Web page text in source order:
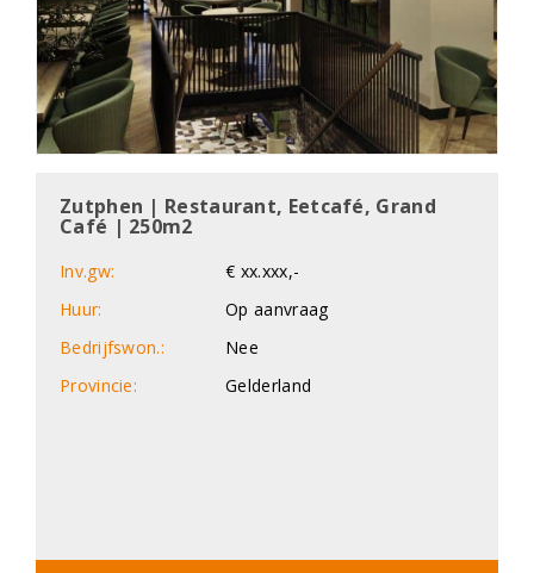
Zutphen | Restaurant, Eetcafé, Grand
Café | 250m2
Inv.gw:
€ xx.xxx,-
Huur:
Op aanvraag
Bedrijfswon.:
Nee
Provincie:
Gelderland